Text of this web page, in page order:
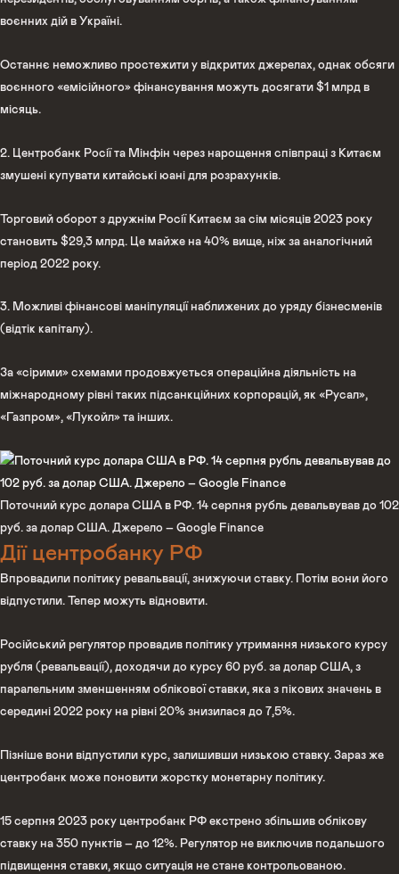
воєнних дій в Україні.
Останнє неможливо простежити у відкритих джерелах, однак обсяги
воєнного «емісійного» фінансування можуть досягати $1 млрд в
місяць.
2. Центробанк Росії та Мінфін через нарощення співпраці з Китаєм
змушені купувати китайські юані для розрахунків.
Торговий оборот з дружнім Росії Китаєм за сім місяців 2023 року
становить $29,3 млрд. Це майже на 40% вище, ніж за аналогічний
період 2022 року.
3. Можливі фінансові маніпуляції наближених до уряду бізнесменів
(відтік капіталу).
За «сірими» схемами продовжується операційна діяльність на
міжнародному рівні таких підсанкційних корпорацій, як «Русал»,
«Газпром», «Лукойл» та інших.
Поточний курс долара США в РФ. 14 серпня рубль девальвував до 102
руб. за долар США. Джерело – Google Finance
Дії центробанку РФ
Впровадили політику ревальвації, знижуючи ставку. Потім вони його
відпустили. Тепер можуть відновити.
Російський регулятор провадив політику утримання низького курсу
рубля (ревальвації), доходячи до курсу 60 руб. за долар США, з
паралельним зменшенням облікової ставки, яка з пікових значень в
середині 2022 року на рівні 20% знизилася до 7,5%.
Пізніше вони відпустили курс, залишивши низькою ставку. Зараз же
центробанк може поновити жорстку монетарну політику.
15 серпня 2023 року центробанк РФ екстрено збільшив облікову
ставку на 350 пунктів – до 12%. Регулятор не виключив подальшого
підвищення ставки, якщо ситуація не стане контрольованою.